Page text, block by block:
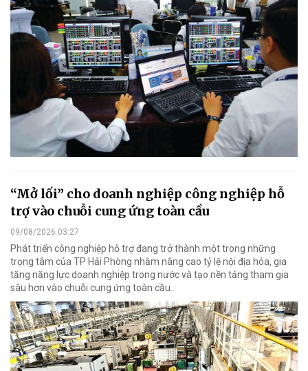
“Mở lối” cho doanh nghiệp công nghiệp hỗ
trợ vào chuỗi cung ứng toàn cầu
09/08/2026 03:27
Phát triển công nghiệp hỗ trợ đang trở thành một trong những
trọng tâm của TP Hải Phòng nhằm nâng cao tỷ lệ nội địa hóa, gia
tăng năng lực doanh nghiệp trong nước và tạo nền tảng tham gia
sâu hơn vào chuỗi cung ứng toàn cầu.